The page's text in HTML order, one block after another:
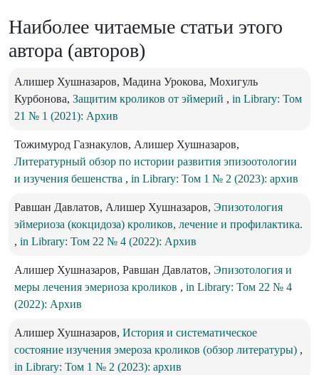
Наиболее читаемые статьи этого
автора (авторов)
Алишер Хушназаров, Мадина Урокова, Мохигуль
Курбонова, Защитим кроликов от эймерий , in Library: Том
21 № 1 (2021): Архив
Тожимурод Газнакулов, Алишер Хушназаров,
Литературный обзор по истории развития эпизоотологии
и изучения бешенства , in Library: Том 1 № 2 (2023): архив
Равшан Давлатов, Алишер Хушназаров, Эпизотология
эймериоза (кокцидоза) кроликов, лечение и профилактика.
, in Library: Том 22 № 4 (2022): Архив
Алишер Хушназаров, Равшан Давлатов, Эпизотология и
меры лечения эмериоза кроликов , in Library: Том 22 № 4
(2022): Архив
Алишер Хушназаров, История и систематическое
состояние изучения эмероза кроликов (обзор литературы) ,
in Library: Том 1 № 2 (2023): архив